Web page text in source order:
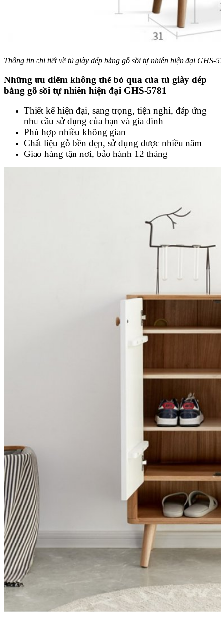
Thông tin chi tiết về tủ giày dép bằng gỗ sồi tự nhiên hiện đại GHS-
Những ưu điểm không thể bỏ qua của tủ giày dép
bằng gỗ sồi tự nhiên hiện đại GHS-5781
Thiết kế hiện đại, sang trọng, tiện nghi, đáp ứng
nhu cầu sử dụng của bạn và gia đình
Phù hợp nhiều không gian
Chất liệu gỗ bền đẹp, sử dụng được nhiều năm
Giao hàng tận nơi, bảo hành 12 tháng